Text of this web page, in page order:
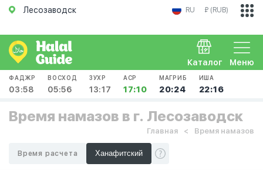
Лесозаводск RU ₽ (RUB)
Меню
Каталог
ФАДЖР
03:58
ВОСХОД
05:56
ЗУХР
13:17
АСР
17:10
МАГРИБ
20:24
ИША
22:16
Время намазов в г. Лесозаводск
Главная Время намазов
Время расчета